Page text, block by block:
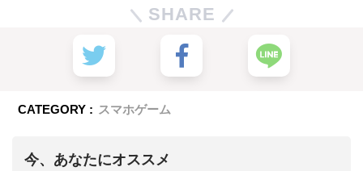
SHARE
CATEGORY : スマホゲーム
今、あなたにオススメ